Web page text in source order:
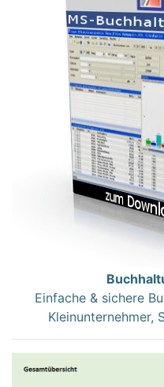
Einfache & sichere
Kleinunternehmer,